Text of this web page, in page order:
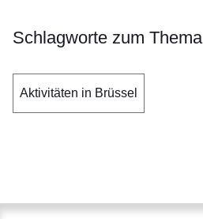
Schlagworte zum Thema
Aktivitäten in Brüssel